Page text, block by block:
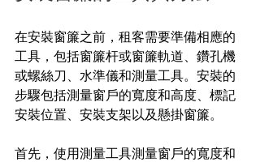
在安裝窗簾之前，租客需要準備相應的
工具，包括窗簾杆或窗簾軌道、鑽孔機
或螺絲刀、水準儀和測量工具。安裝的
步驟包括測量窗戶的寬度和高度、標記
安裝位置、安裝支架以及懸掛窗簾。
首先，使用測量工具測量窗戶的寬度和